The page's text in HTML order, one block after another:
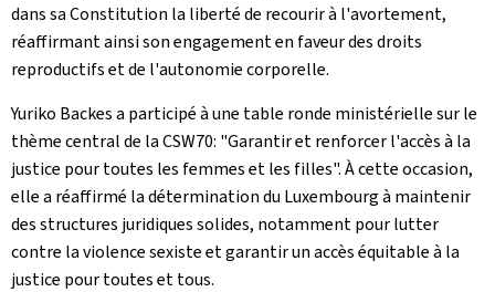
dans sa Constitution la liberté de recourir à l'avortement,
réaffirmant ainsi son engagement en faveur des droits
reproductifs et de l'autonomie corporelle.
Yuriko Backes a participé à une table ronde ministérielle sur le
thème central de la CSW70: "Garantir et renforcer l'accès à la
justice pour toutes les femmes et les filles". À cette occasion,
elle a réaffirmé la détermination du Luxembourg à maintenir
des structures juridiques solides, notamment pour lutter
contre la violence sexiste et garantir un accès équitable à la
justice pour toutes et tous.